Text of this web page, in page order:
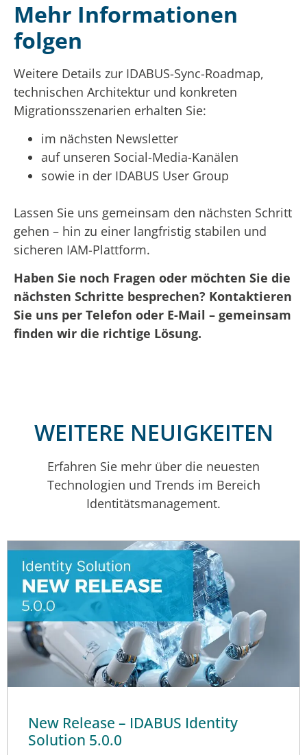
Mehr Informationen
folgen
Weitere Details zur IDABUS-Sync-Roadmap,
technischen Architektur und konkreten
Migrationsszenarien erhalten Sie:
im nächsten Newsletter
auf unseren Social-Media-Kanälen
sowie in der IDABUS User Group
Lassen Sie uns gemeinsam den nächsten Schritt
gehen – hin zu einer langfristig stabilen und
sicheren IAM-Plattform.
Haben Sie noch Fragen oder möchten Sie die
nächsten Schritte besprechen? Kontaktieren
Sie uns per Telefon oder E-Mail – gemeinsam
finden wir die richtige Lösung.
WEITERE NEUIGKEITEN
Erfahren Sie mehr über die neuesten
Technologien und Trends im Bereich
Identitätsmanagement.
New Release – IDABUS Identity
Solution 5.0.0